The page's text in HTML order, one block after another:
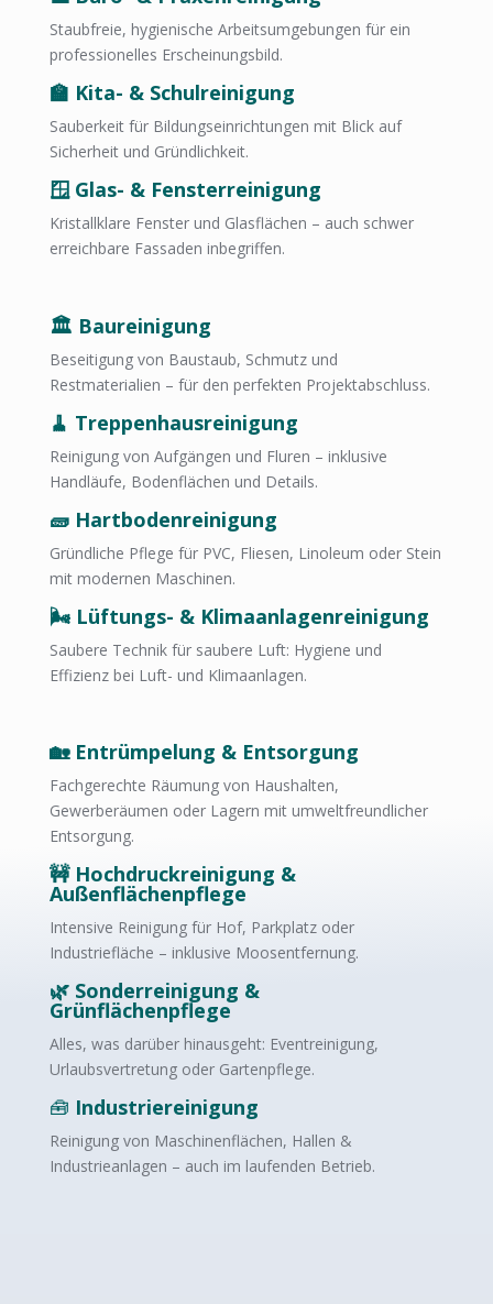
Staubfreie, hygienische Arbeitsumgebungen für ein
professionelles Erscheinungsbild.
🏫 Kita- & Schulreinigung
Sauberkeit für Bildungseinrichtungen mit Blick auf
Sicherheit und Gründlichkeit.
🪟 Glas- & Fensterreinigung
Kristallklare Fenster und Glasflächen – auch schwer
erreichbare Fassaden inbegriffen.
🏛️ Baureinigung
Beseitigung von Baustaub, Schmutz und
Restmaterialien – für den perfekten Projektabschluss.
🧹 Treppenhausreinigung
Reinigung von Aufgängen und Fluren – inklusive
Handläufe, Bodenflächen und Details.
🧱 Hartbodenreinigung
Gründliche Pflege für PVC, Fliesen, Linoleum oder Stein
mit modernen Maschinen.
🌬️ Lüftungs- & Klimaanlagenreinigung
Saubere Technik für saubere Luft: Hygiene und
Effizienz bei Luft- und Klimaanlagen.
🏡 Entrümpelung & Entsorgung
Fachgerechte Räumung von Haushalten,
Gewerberäumen oder Lagern mit umweltfreundlicher
Entsorgung.
🚧 Hochdruckreinigung &
Außenflächenpflege
Intensive Reinigung für Hof, Parkplatz oder
Industriefläche – inklusive Moosentfernung.
🌿 Sonderreinigung &
Grünflächenpflege
Alles, was darüber hinausgeht: Eventreinigung,
Urlaubsvertretung oder Gartenpflege.
🧰 Industriereinigung
Reinigung von Maschinenflächen, Hallen &
Industrieanlagen – auch im laufenden Betrieb.